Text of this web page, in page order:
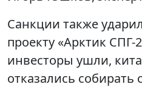
Санкции также
проекту «Арктик
инвесторы ушли,
отказались собирать